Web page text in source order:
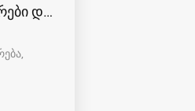
და კაბინები